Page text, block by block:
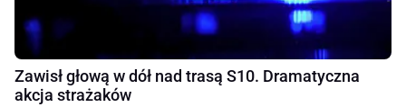
Zawisł głową w dół nad trasą S10. Dramatyczna
akcja strażaków